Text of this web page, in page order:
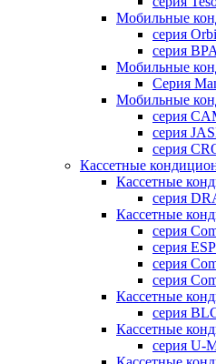
Мобильные
серия
серия
Мобильные
Cерия
Мобильные
серия
серия
серия
Кассетные
Кассетные
серия
Кассетные
серия
серия
серия
серия
Кассетные
серия
Кассетные
серия U-